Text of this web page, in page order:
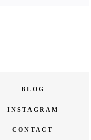
BLOG
INSTAGRAM
CONTACT